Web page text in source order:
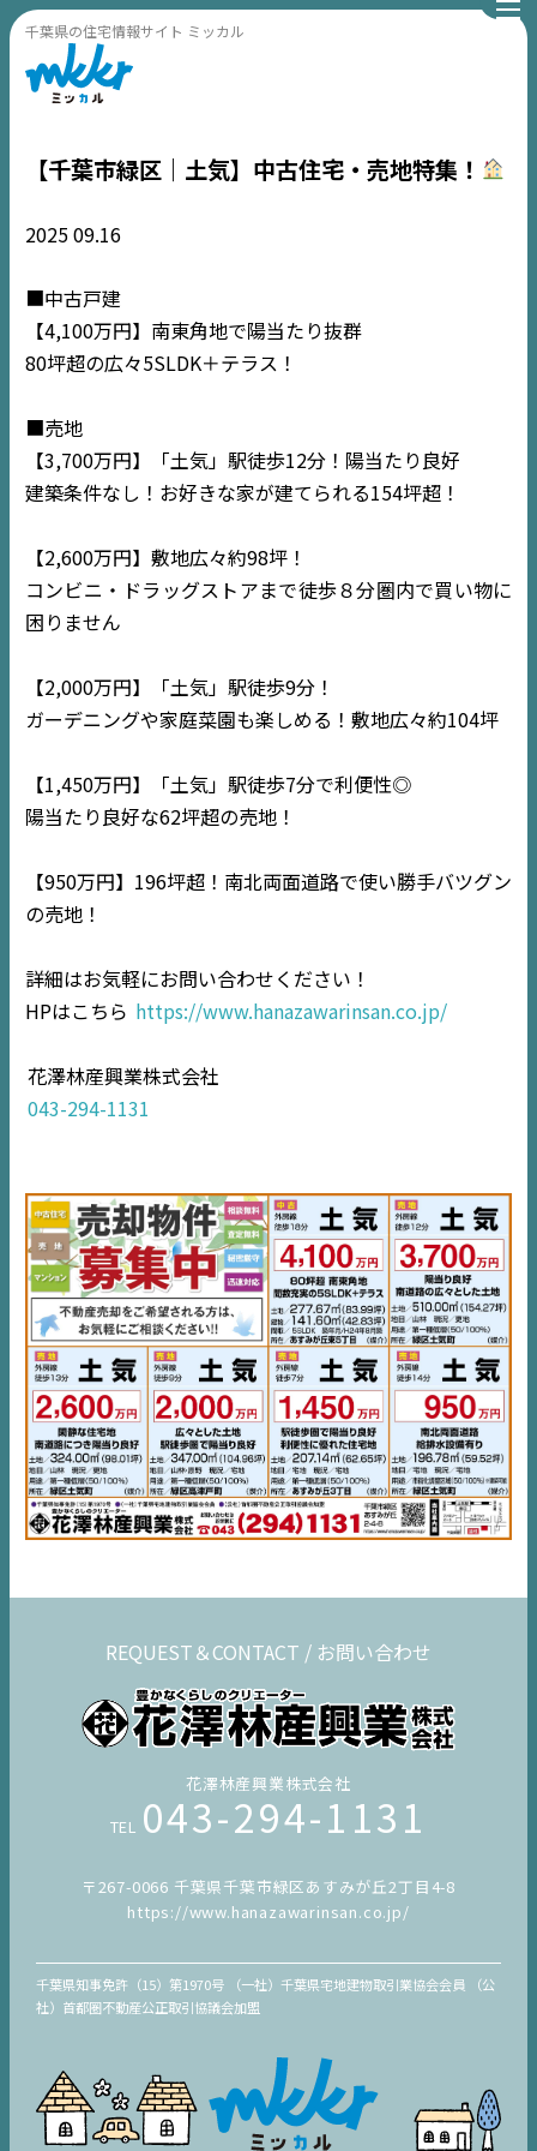
千葉県の住宅情報サイト ミッカル
NEWS
内房エリア
デジタルサイネージ
不動産一括査定
コラム
【千葉市緑区｜土気】中古住宅・売地特集！
202509.16
■中古戸建
【4,100万円】南東角地で陽当たり抜群
80坪超の広々5SLDK＋テラス！
■売地
【3,700万円】「土気」駅徒歩12分！陽当たり良好
建築条件なし！お好きな家が建てられる154坪超！
【2,600万円】敷地広々約98坪！
コンビニ・ドラッグストアまで徒歩８分圏内で買い物に
困りません
【2,000万円】「土気」駅徒歩9分！
ガーデニングや家庭菜園も楽しめる！敷地広々約104坪
【1,450万円】「土気」駅徒歩7分で利便性◎
陽当たり良好な62坪超の売地！
【950万円】196坪超！南北両面道路で使い勝手バツグン
の売地！
詳細はお気軽にお問い合わせください！
HPはこちら https://www.hanazawarinsan.co.jp/
花澤林産興業株式会社
043-294-1131
REQUEST＆CONTACT / お問い合わせ
花澤林産興業株式会社
TEL 043-294-1131
〒267-0066 千葉県千葉市緑区あすみが丘2丁目4-8
https://www.hanazawarinsan.co.jp/
千葉県知事免許（15）第1970号 （一社）千葉県宅地建物取引業協会会員 （公
社）首都圏不動産公正取引協議会加盟